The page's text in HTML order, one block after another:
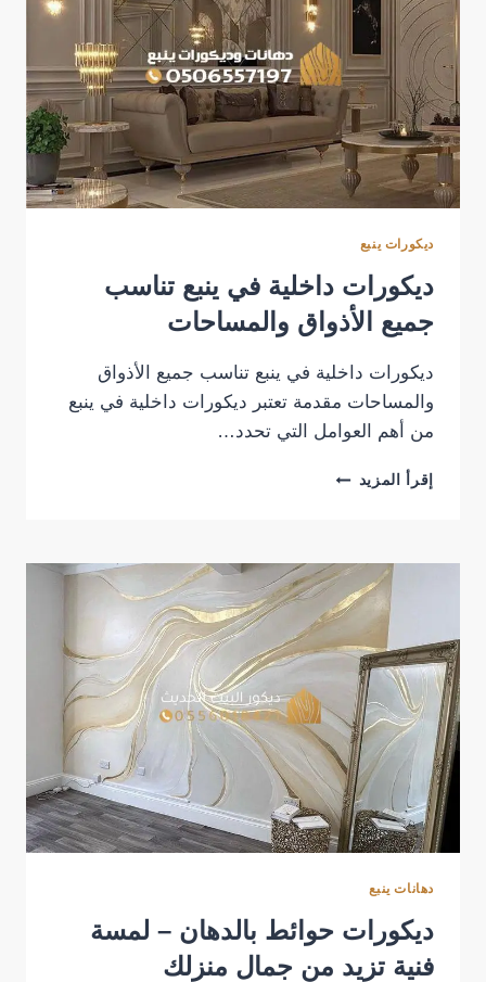
0506557197
ديكورات ينبع
ديكورات داخلية في ينبع تناسب
جميع الأذواق والمساحات
ديكورات داخلية في ينبع تناسب جميع الأذواق
والمساحات مقدمة تعتبر ديكورات داخلية في ينبع
من أهم العوامل التي تحدد…
إقرأ المزيد ديكورات
تناسب
جميع
الأذواق
والمساحات
دهانات ينبع
ديكورات حوائط بالدهان – لمسة
فنية تزيد من جمال منزلك